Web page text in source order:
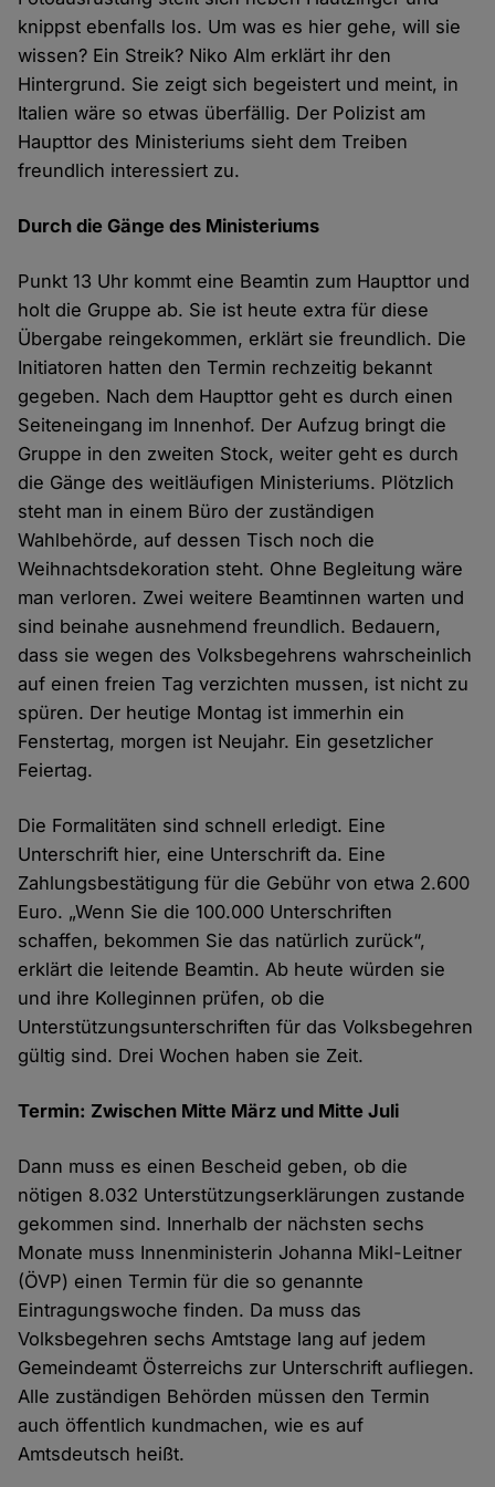
knippst ebenfalls los. Um was es hier gehe, will sie
wissen? Ein Streik? Niko Alm erklärt ihr den
Hintergrund. Sie zeigt sich begeistert und meint, in
Italien wäre so etwas überfällig. Der Polizist am
Haupttor des Ministeriums sieht dem Treiben
freundlich interessiert zu.
Durch die Gänge des Ministeriums
Punkt 13 Uhr kommt eine Beamtin zum Haupttor und
holt die Gruppe ab. Sie ist heute extra für diese
Übergabe reingekommen, erklärt sie freundlich. Die
Initiatoren hatten den Termin rechzeitig bekannt
gegeben. Nach dem Haupttor geht es durch einen
Seiteneingang im Innenhof. Der Aufzug bringt die
Gruppe in den zweiten Stock, weiter geht es durch
die Gänge des weitläufigen Ministeriums. Plötzlich
steht man in einem Büro der zuständigen
Wahlbehörde, auf dessen Tisch noch die
Weihnachtsdekoration steht. Ohne Begleitung wäre
manverloren. Zwei weitere Beamtinnen warten und
sind beinahe ausnehmend freundlich. Bedauern,
dass sie wegen des Volksbegehrens wahrscheinlich
auf einen freien Tag verzichten mussen, ist nicht zu
spüren. Der heutige Montag ist immerhin ein
Fenstertag, morgen ist Neujahr. Ein gesetzlicher
Feiertag.
Die Formalitäten sind schnell erledigt. Eine
Unterschrift hier, eine Unterschrift da. Eine
Zahlungsbestätigung für die Gebühr von etwa 2.600
Euro. „Wenn Sie die 100.000 Unterschriften
schaffen, bekommen Sie das natürlich zurück“,
erklärt die leitende Beamtin. Ab heute würden sie
und ihre Kolleginnen prüfen, ob die
Unterstützungsunterschriften für das Volksbegehren
gültig sind. Drei Wochen haben sie Zeit.
Termin: Zwischen Mitte März und Mitte Juli
Dann muss es einen Bescheid geben, ob die
nötigen 8.032 Unterstützungserklärungen zustande
gekommen sind. Innerhalb der nächsten sechs
Monate muss Innenministerin Johanna Mikl-Leitner
(ÖVP) einen Termin für die so genannte
Eintragungswoche finden. Da muss das
Volksbegehren sechs Amtstage lang auf jedem
Gemeindeamt Österreichs zur Unterschrift aufliegen.
Alle zuständigen Behörden müssen den Termin
auch öffentlich kundmachen, wie es auf
Amtsdeutsch heißt.